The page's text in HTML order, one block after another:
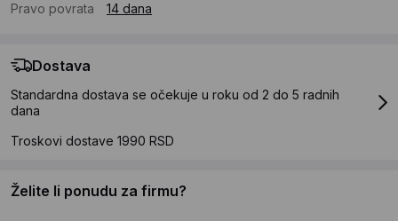
Pravo povrata
14 dana
Dostava
Standardna dostava se očekuje u roku od 2 do 5 radnih
dana
Troskovi dostave 1990 RSD
Želite li ponudu za firmu?